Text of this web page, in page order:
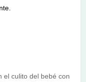
el culito del bebé con